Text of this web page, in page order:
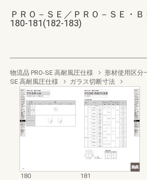
ＰＲＯ－ＳＥ／ＰＲＯ－ＳＥ・
180-181(182-183)
物流品 PRO-SE 高耐風圧仕様 形材使用区分
SE 高耐風圧仕様
ガラス切断寸法
180
181